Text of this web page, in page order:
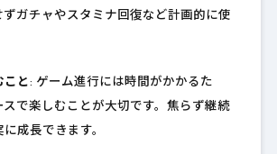
ずガチャやスタミナ回復など計画的に使
こと: ゲーム進行には時間がかかるた
スで楽しむことが大切です。焦らず継続
成長できます。